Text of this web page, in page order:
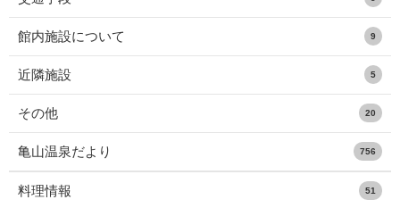
館内施設について 9
近隣施設 5
その他 20
亀山温泉だより 756
料理情報 51